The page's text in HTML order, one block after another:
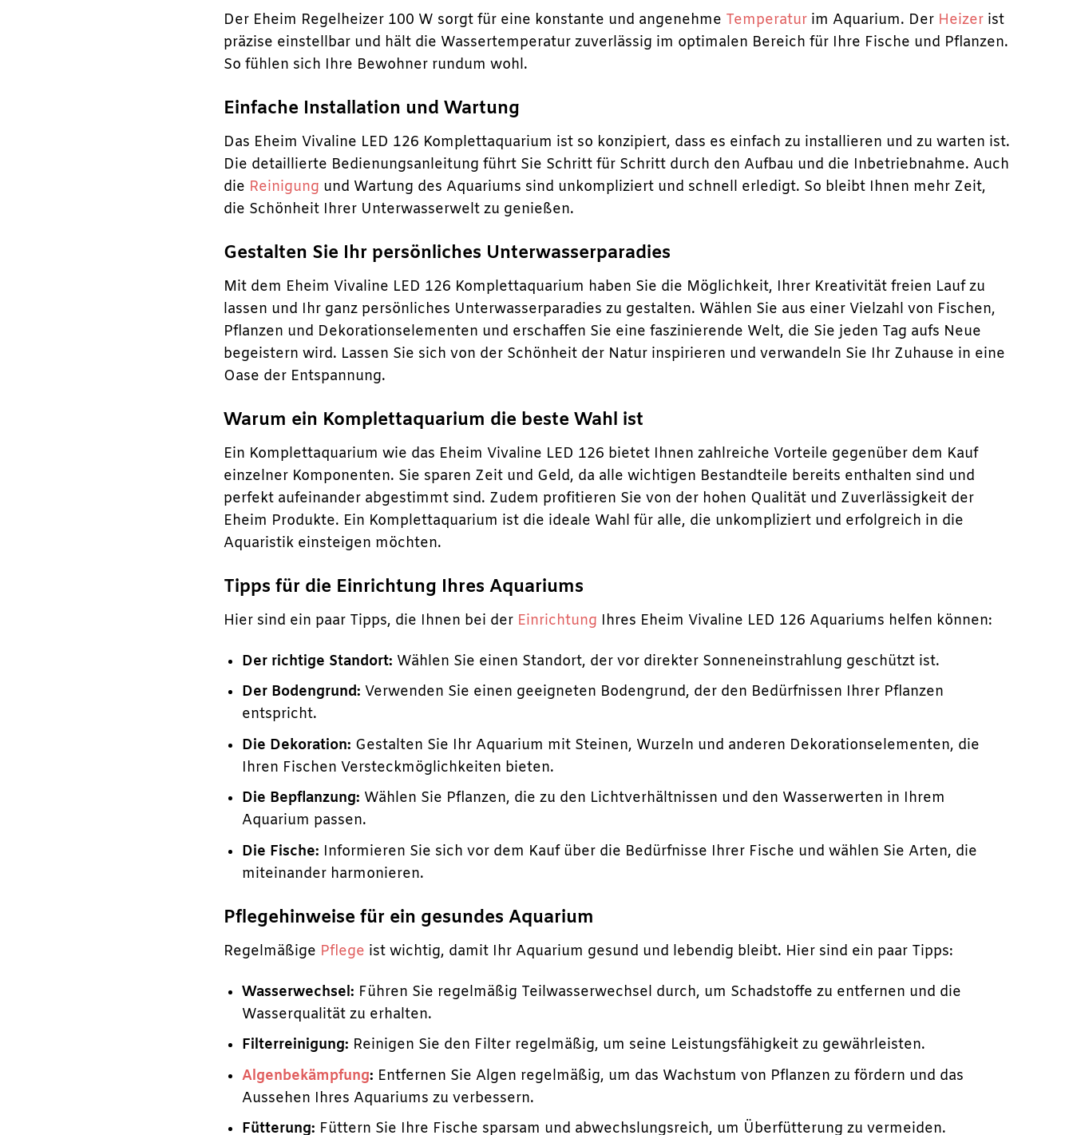
Der Eheim Regelheizer 100 W sorgt für eine konstante und angenehme Temperatur im Aquarium. Der Heizer ist
präzise einstellbar und hält die Wassertemperatur zuverlässig im optimalen Bereich für Ihre Fische und Pflanzen.
So fühlen sich Ihre Bewohner rundum wohl.
Einfache Installation und Wartung
Das Eheim Vivaline LED 126 Komplettaquarium ist so konzipiert, dass es einfach zu installieren und zu warten ist.
Die detaillierte Bedienungsanleitung führt Sie Schritt für Schritt durch den Aufbau und die Inbetriebnahme. Auch
die Reinigung und Wartung des Aquariums sind unkompliziert und schnell erledigt. So bleibt Ihnen mehr Zeit,
die Schönheit Ihrer Unterwasserwelt zu genießen.
Gestalten Sie Ihr persönliches Unterwasserparadies
Mit dem Eheim Vivaline LED 126 Komplettaquarium haben Sie die Möglichkeit, Ihrer Kreativität freien Lauf zu
lassen und Ihr ganz persönliches Unterwasserparadies zu gestalten. Wählen Sie aus einer Vielzahl von Fischen,
Pflanzen und Dekorationselementen und erschaffen Sie eine faszinierende Welt, die Sie jeden Tag aufs Neue
begeistern wird. Lassen Sie sich von der Schönheit der Natur inspirieren und verwandeln Sie Ihr Zuhause in eine
Oase der Entspannung.
Warum ein Komplettaquarium die beste Wahl ist
Ein Komplettaquarium wie das Eheim Vivaline LED 126 bietet Ihnen zahlreiche Vorteile gegenüber dem Kauf
einzelner Komponenten. Sie sparen Zeit und Geld, da alle wichtigen Bestandteile bereits enthalten sind und
perfekt aufeinander abgestimmt sind. Zudem profitieren Sie von der hohen Qualität und Zuverlässigkeit der
Eheim Produkte. Ein Komplettaquarium ist die ideale Wahl für alle, die unkompliziert und erfolgreich in die
Aquaristik einsteigen möchten.
Tipps für die Einrichtung Ihres Aquariums
Hier sind ein paar Tipps, die Ihnen bei der Einrichtung Ihres Eheim Vivaline LED 126 Aquariums helfen können:
Der richtige Standort: Wählen Sie einen Standort, der vor direkter Sonneneinstrahlung geschützt ist.
Der Bodengrund: Verwenden Sie einen geeigneten Bodengrund, der den Bedürfnissen Ihrer Pflanzen
entspricht.
Die Dekoration: Gestalten Sie Ihr Aquarium mit Steinen, Wurzeln und anderen Dekorationselementen, die
Ihren Fischen Versteckmöglichkeiten bieten.
Die Bepflanzung: Wählen Sie Pflanzen, die zu den Lichtverhältnissen und den Wasserwerten in Ihrem
Aquarium passen.
Die Fische: Informieren Sie sich vor dem Kauf über die Bedürfnisse Ihrer Fische und wählen Sie Arten, die
miteinander harmonieren.
Pflegehinweise für ein gesundes Aquarium
Regelmäßige Pflege ist wichtig, damit Ihr Aquarium gesund und lebendig bleibt. Hier sind ein paar Tipps:
Wasserwechsel: Führen Sie regelmäßig Teilwasserwechsel durch, um Schadstoffe zu entfernen und die
Wasserqualität zu erhalten.
Filterreinigung: Reinigen Sie den Filter regelmäßig, um seine Leistungsfähigkeit zu gewährleisten.
Algenbekämpfung: Entfernen Sie Algen regelmäßig, um das Wachstum von Pflanzen zu fördern und das
Aussehen Ihres Aquariums zu verbessern.
Fütterung: Füttern Sie Ihre Fische sparsam und abwechslungsreich, um Überfütterung zu vermeiden.